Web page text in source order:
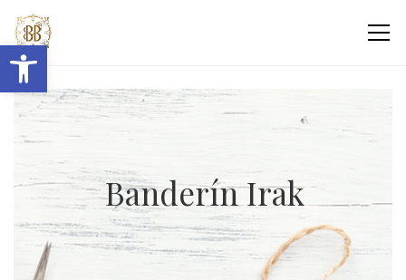
Abrir barra de herramientas
Banderín Irak